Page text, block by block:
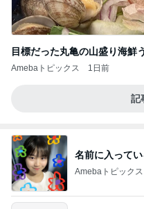
目標だった丸亀の山盛り海鮮
Amebaトピックス 1日前
記
名前に入って
Amebaトピックス